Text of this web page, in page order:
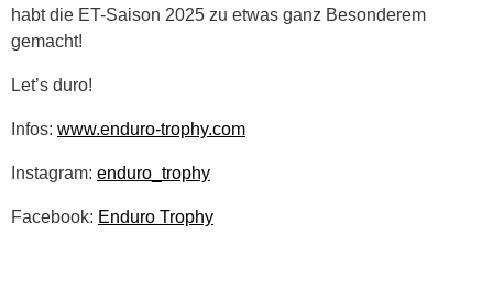
habt die ET-Saison 2025 zu etwas ganz Besonderem
gemacht!
Let’s duro!
Infos: www.enduro-trophy.com
Instagram: enduro_trophy
Facebook: Enduro Trophy